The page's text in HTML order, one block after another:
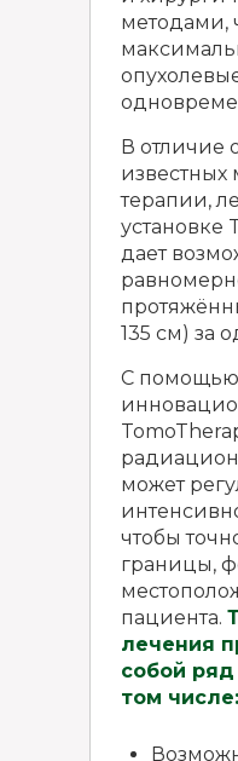
методами,
В отличие
известных
терапии,
установке
дает
135 см) за
С помощью
может
чтобы
границы,
пациента.
лечения
собой
том числе: